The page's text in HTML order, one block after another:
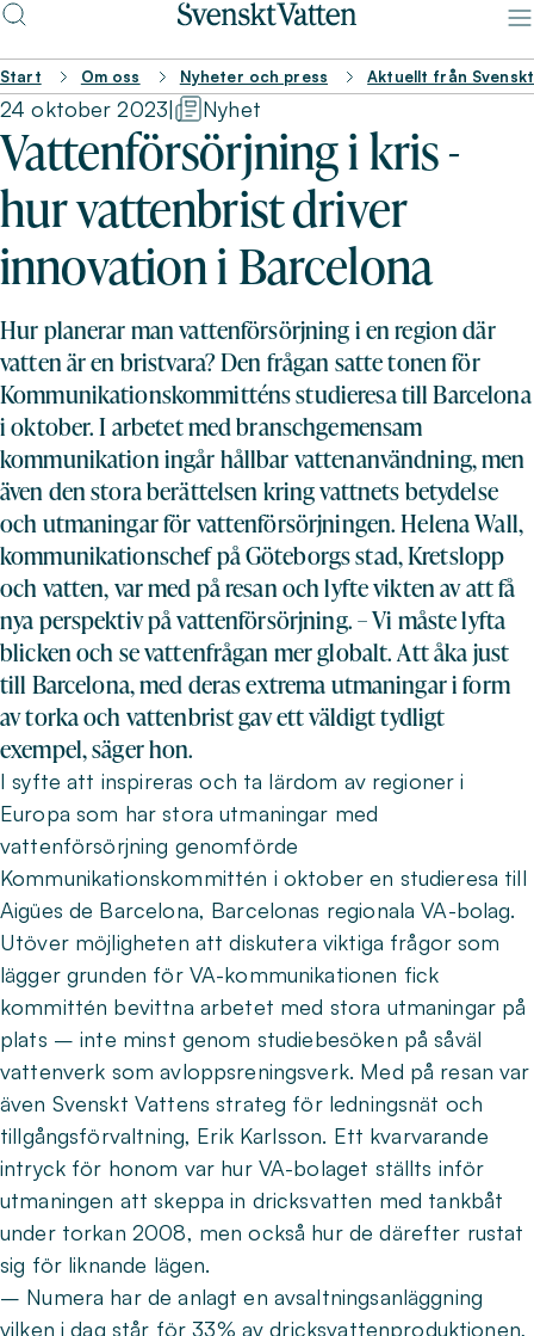
Start Om oss Nyheter och press Aktuellt från
24 oktober 2023| Nyhet
Vattenförsörjning i kris -
hur vattenbrist driver
innovation i Barcelona
Hur planerar man vattenförsörjning i en region där
vatten är en bristvara? Den frågan satte tonen för
Kommunikationskommitténs studieresa till Barcelona
i oktober. I arbetet med branschgemensam
kommunikation ingår hållbar vattenanvändning, men
även den stora berättelsen kring vattnets betydelse
och utmaningar för vattenförsörjningen. Helena Wall,
kommunikationschef på Göteborgs stad, Kretslopp
och vatten, var med på resan och lyfte vikten av att få
nya perspektiv på vattenförsörjning. – Vi måste lyfta
blicken och se vattenfrågan mer globalt. Att åka just
till Barcelona, med deras extrema utmaningar i form
av torka och vattenbrist gav ett väldigt tydligt
exempel, säger hon.
I syfte att inspireras och ta lärdom av regioner i
Europa som har stora utmaningar med
vattenförsörjning genomförde
Kommunikationskommittén i oktober en studieresa till
Aigües de Barcelona, Barcelonas regionala VA-bolag.
Utöver möjligheten att diskutera viktiga frågor som
lägger grunden för VA-kommunikationen fick
kommittén bevittna arbetet med stora utmaningar på
plats – inte minst genom studiebesöken på såväl
vattenverk som avloppsreningsverk. Med på resan var
även Svenskt Vattens strateg för ledningsnät och
tillgångsförvaltning, Erik Karlsson. Ett kvarvarande
intryck för honom var hur VA-bolaget ställts inför
utmaningen att skeppa in dricksvatten med tankbåt
under torkan 2008, men också hur de därefter rustat
sig för liknande lägen.
– Numera har de anlagt en avsaltningsanläggning
vilken i dag står för 33% av dricksvattenproduktionen,